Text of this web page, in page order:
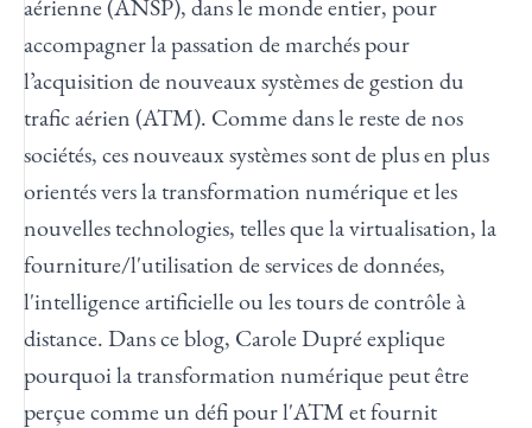
aérienne (ANSP), dans le monde entier, pour
accompagner la passation de marchés pour
l’acquisition de nouveaux systèmes de gestion du
trafic aérien (ATM). Comme dans le reste de nos
sociétés, ces nouveaux systèmes sont de plus en plus
orientés vers la transformation numérique et les
nouvelles technologies, telles que la virtualisation, la
fourniture/l'utilisation de services de données,
l'intelligence artificielle ou les tours de contrôle à
distance. Dans ce blog, Carole Dupré explique
pourquoi la transformation numérique peut être
perçue comme un défi pour l'ATM et fournit